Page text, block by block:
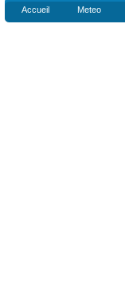
Accueil Meteo